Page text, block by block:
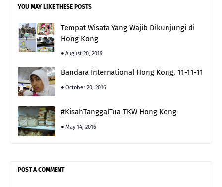
YOU MAY LIKE THESE POSTS
Tempat Wisata Yang Wajib Dikunjungi di
Hong Kong
August 20, 2019
Bandara International Hong Kong, 11-11-11
October 20, 2016
#KisahTanggalTua TKW Hong Kong
May 14, 2016
POST A COMMENT